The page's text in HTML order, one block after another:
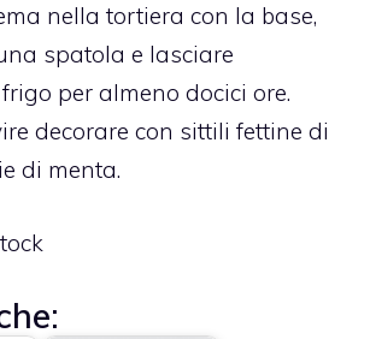
nella tortiera con la base,
spatola e lasciare
per almeno docici ore.
decorare con sittili fettine di
di menta.